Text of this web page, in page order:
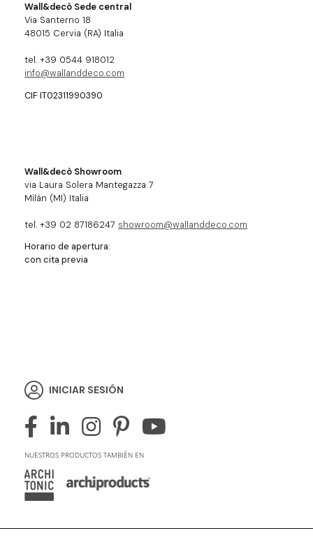
Wall&decò Sede central
Via Santerno 18
48015 Cervia (RA) Italia
tel. +39 0544 918012
info@wallanddeco.com
CIF IT02311990390
Wall&decò Showroom
via Laura Solera Mantegazza 7
Milán (MI) Italia
tel. +39 02 87186247 showroom@wallanddeco.com
Horario de apertura:
con cita previa
INICIAR SESIÓN
NUESTROS PRODUCTOS TAMBIÉN EN